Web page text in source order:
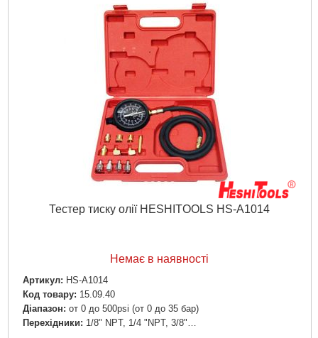
Тестер тиску олії HESHITOOLS HS-A1014
Немає в наявності
Артикул: HS-A1014
Код товару: 15.09.40
Діапазон: от 0 до 500psi (от 0 до 35 бар)
Перехідники: 1/8" NPT, 1/4 "NPT, 3/8"…